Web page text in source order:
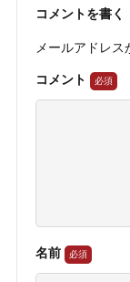
コメントを書く
メールアドレス
コメント
名前